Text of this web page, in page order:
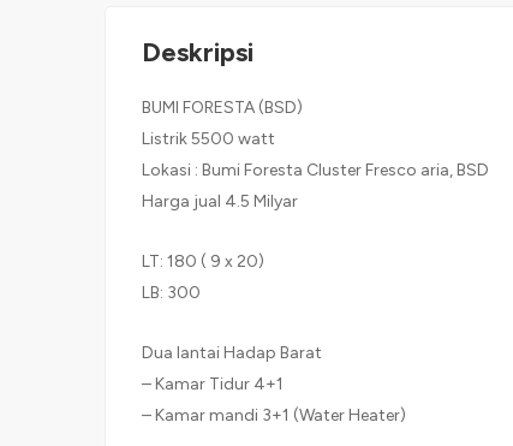
Deskripsi
BUMI FORESTA (BSD)
Listrik 5500 watt
Lokasi : Bumi Foresta Cluster Fresco aria, BSD
Harga jual 4.5 Milyar
LT: 180 ( 9 x 20)
LB: 300
Dua lantai Hadap Barat
– Kamar Tidur 4+1
– Kamar mandi 3+1 (Water Heater)